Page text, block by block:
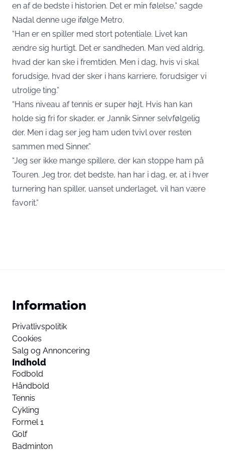
en af de bedste i historien. Det er min følelse,” sagde
Nadal denne uge ifølge Metro.
“Han er en spiller med stort potentiale. Livet kan
ændre sig hurtigt. Det er sandheden. Man ved aldrig,
hvad der kan ske i fremtiden. Men i dag, hvis vi skal
forudsige, hvad der sker i hans karriere, forudsiger vi
utrolige ting.”
“Hans niveau af tennis er super højt. Hvis han kan
holde sig fri for skader, er Jannik Sinner selvfølgelig
der. Men i dag ser jeg ham uden tvivl over resten
sammen med Sinner.”
“Jeg ser ikke mange spillere, der kan stoppe ham på
Touren. Jeg tror, det bedste, han har i dag, er, at i hver
turnering han spiller, uanset underlaget, vil han være
favorit.”
Information
Privatlivspolitik
Cookies
Salg og Annoncering
Indhold
Fodbold
Håndbold
Tennis
Cykling
Formel 1
Golf
Badminton